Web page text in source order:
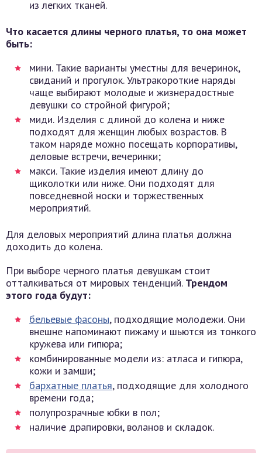
из легких тканей.
Что касается длины черного платья, то она может
быть:
мини. Такие варианты уместны для вечеринок,
свиданий и прогулок. Ультракороткие наряды
чаще выбирают молодые и жизнерадостные
девушки со стройной фигурой;
миди. Изделия с длиной до колена и ниже
подходят для женщин любых возрастов. В
таком наряде можно посещать корпоративы,
деловые встречи, вечеринки;
макси. Такие изделия имеют длину до
щиколотки или ниже. Они подходят для
повседневной носки и торжественных
мероприятий.
Для деловых мероприятий длина платья должна
доходить до колена.
При выборе черного платья девушкам стоит
отталкиваться от мировых тенденций. Трендом
этого года будут:
бельевые фасоны, подходящие молодежи. Они
внешне напоминают пижаму и шьются из тонкого
кружева или гипюра;
комбинированные модели из: атласа и гипюра,
кожи и замши;
бархатные платья, подходящие для холодного
времени года;
полупрозрачные юбки в пол;
наличие драпировки, воланов и складок.